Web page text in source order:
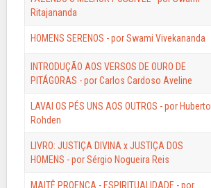
Ritajananda
HOMENS SERENOS - por Swami Vivekananda
INTRODUÇÃO AOS VERSOS DE OURO DE
PITÁGORAS - por Carlos Cardoso Aveline
LAVAI OS PÉS UNS AOS OUTROS - por Huberto
Rohden
LIVRO: JUSTIÇA DIVINA x JUSTIÇA DOS
HOMENS - por Sérgio Nogueira Reis
MAITÊ PROENÇA - ESPIRITUALIDADE - por